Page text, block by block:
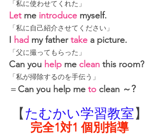
「私に使わせてくれた」
Let me introduce myself.
「私に自己紹介させてください」
I had my father take a picture.
「父に撮ってもらった」
Can you help me clean this room?
「私が掃除するのを手伝う」
＝ Can you help me to clean ～?
【たむかい学習教室】
完全1対1 個別指導